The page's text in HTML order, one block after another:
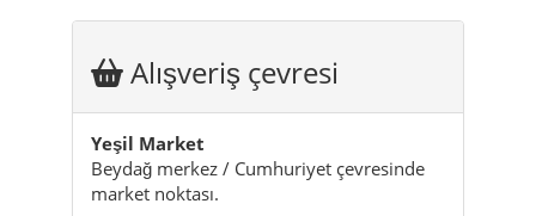
Alışveriş çevresi
Yeşil Market
Beydağ merkez / Cumhuriyet çevresinde
market noktası.